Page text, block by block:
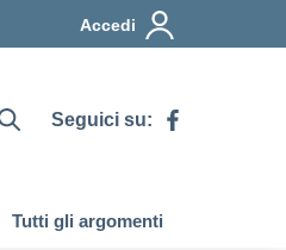
Accedi
Seguici su:
Tutti gli argomenti